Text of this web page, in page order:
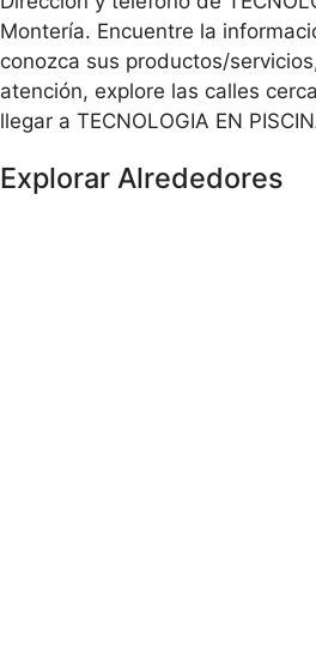
Montería. Encuentre la
conozca sus productos/
atención, explore las calles
llegar a TECNOLOGIA EN
Explorar Alrededores